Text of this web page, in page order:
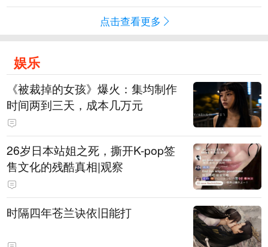
点击查看更多
娱乐
《被裁掉的女孩》爆火：集均制作
时间两到三天，成本几万元
​26岁日本站姐之死，撕开K-pop签
售文化的残酷真相|观察
时隔四年苍兰诀依旧能打